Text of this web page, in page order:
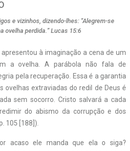
e vizinhos, dizendo-lhes: “Alegrem-se
ovelha perdida.” Lucas 15:6
à imaginação a cena de um
a ovelha. A parábola não fala de
pela recuperação. Essa é a garantia
ovelhas extraviadas do redil de Deus é
sem socorro. Cristo salvará a cada
do abismo da corrupção e dos
105 [188]).
acaso ele manda que ela o siga?